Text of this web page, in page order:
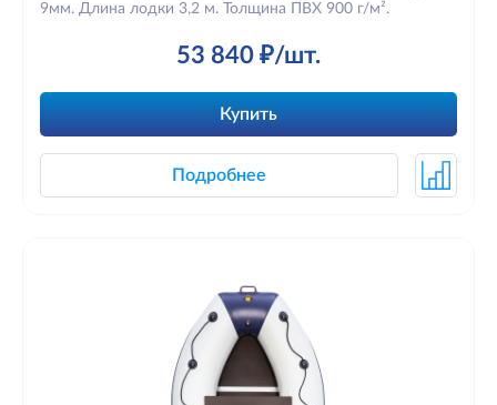
9мм. Длина лодки 3,2 м. Толщина ПВХ 900 г/м².
53 840 ₽/шт.
Купить
Подробнее